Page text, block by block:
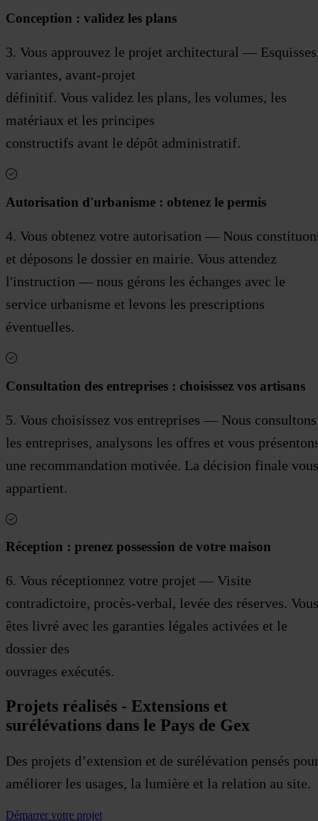
Conception : validez les plans
3. Vous approuvez le projet architectural —
variantes, avant-projet
définitif. Vous validez les plans, les volumes, les
matériaux et les principes
constructifs avant le dépôt administratif.
Autorisation d'urbanisme : obtenez le permis
4. Vous obtenez votre autorisation — Nous
et déposons le dossier en mairie. Vous attendez
l'instruction — nous gérons les échanges avec le
service urbanisme et levons les prescriptions
éventuelles.
Consultation des entreprises : choisissez vos artisans
5. Vous choisissez vos entreprises — Nous consultons
les entreprises, analysons les offres et vous
une recommandation motivée. La décision finale vous
appartient.
Réception : prenez possession de votre maison
6. Vous réceptionnez votre projet — Visite
contradictoire, procès-verbal, levée des réserves. Vous
êtes livré avec les garanties légales activées et le
dossier des
ouvrages exécutés.
Projets réalisés - Extensions et
surélévations dans le Pays de Gex
Des projets d’extension et de surélévation pensés
améliorer les usages, la lumière et la relation au site.
Démarrer votre projet